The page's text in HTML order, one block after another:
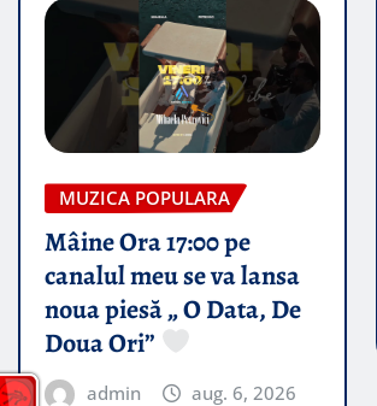
MUZICA POPULARA
Mâine Ora 17:00 pe
canalul meu se va lansa
noua piesă „ O Data, De
Doua Ori”
admin aug. 6, 2026